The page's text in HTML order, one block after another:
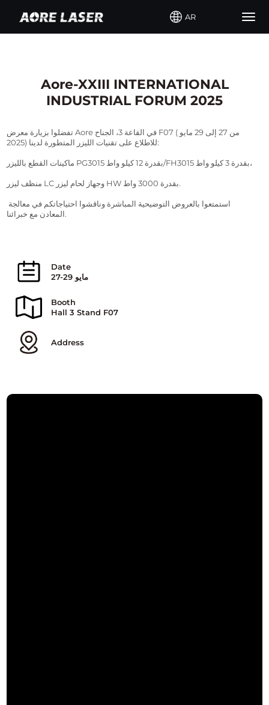
AR
Aore-XXIII INTERNATIONAL
INDUSTRIAL FORUM 2025
تفضلوا بزيارة معرض Aore في القاعة 3، الجناح F07 (من 27 إلى 29 مايو
2025) للاطلاع على تقنيات الليزر المتطورة لدينا:
ماكينات القطع بالليزر PG3015 بقدرة 12 كيلو واط/FH3015 بقدرة 3 كيلو واط،
منظف ليزر LC وجهاز لحام ليزر HW بقدرة 3000 واط.
المعادن مع خبرائنا.
Date
27-29 مايو
Booth
Hall 3 Stand F07
Address